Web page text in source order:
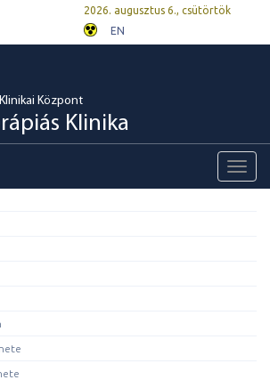
2026. augusztus 6., csütörtök
EN
Központ
Klinika